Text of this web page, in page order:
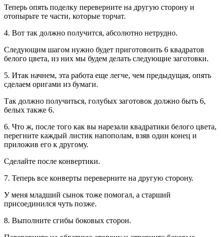
Теперь опять поделку переверните на другую сторону и
отопырьте те части, которые торчат.
4. Вот так должно получится, абсолютно нетрудно.
Следующим шагом нужно будет приготовоить 6 квадратов
белого цвета, из них мы будем делать следующие заготовки.
5. Итак начнем, эта работа еще легче, чем предыдущая, опять
сделаем оригами из бумаги.
Так должно получиться, голубых заготовок должно быть 6,
белых также 6.
6. Что ж, после того как вы нарезали квадратики белого цвета,
перегните каждый листик напополам, взяв один конец и
приложив его к другому.
Сделайте после конвертики.
7. Теперь все конверты переверните на другую сторону.
У меня младший сынок тоже помогал, а старший
присоединился чуть позже.
8. Выполните сгибы боковых сторон.